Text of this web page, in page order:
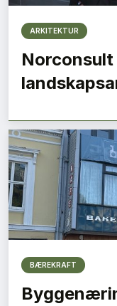
ARKITEKTUR
BÆREKRAFT